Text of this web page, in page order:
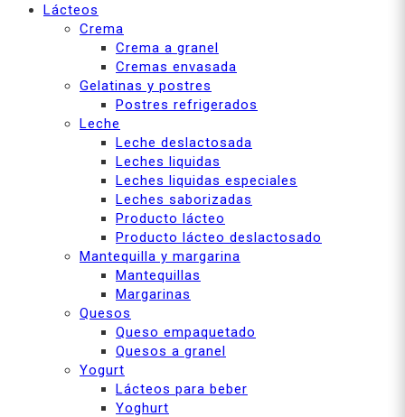
Lácteos
Crema
Crema a granel
Cremas envasada
Gelatinas y postres
Postres refrigerados
Leche
Leche deslactosada
Leches liquidas
Leches liquidas especiales
Leches saborizadas
Producto lácteo
Producto lácteo deslactosado
Mantequilla y margarina
Mantequillas
Margarinas
Quesos
Queso empaquetado
Quesos a granel
Yogurt
Lácteos para beber
Yoghurt